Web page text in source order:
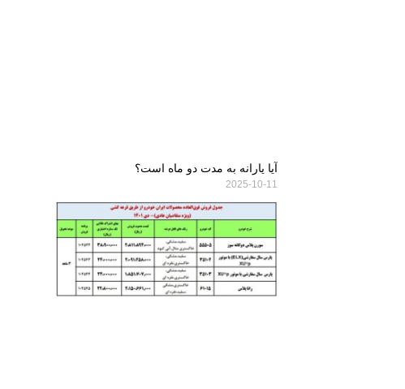
آیا یارانه به مدت دو ماه است؟
2025-10-11